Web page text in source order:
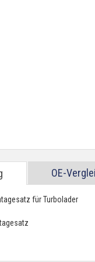
OE-
für Turbolader